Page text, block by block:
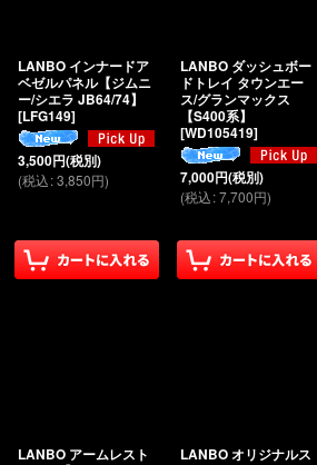
LANBO インナードア
ベゼルパネル【ジムニ
ー/シエラ JB64/74】
[LFG149]
3,500円(税別)
(税込:3,850円)
LANBO ダッシュボー
ドトレイ タウンエー
ス/グランマックス
【S400系】
[WD105419]
7,000円(税別)
(税込:7,700円)
LANBO アームレスト
LANBO オリジナルス